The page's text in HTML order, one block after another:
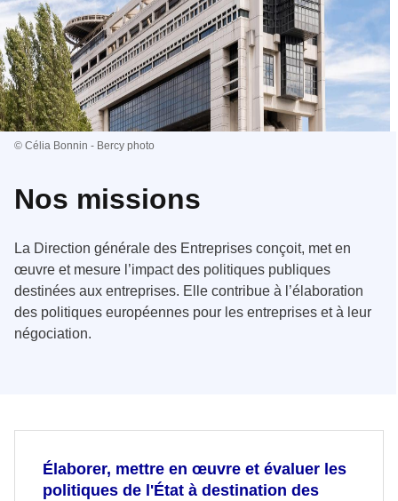
© Célia Bonnin - Bercy photo
Nos missions
La Direction générale des Entreprises conçoit, met en
œuvre et mesure l’impact des politiques publiques
destinées aux entreprises. Elle contribue à l’élaboration
des politiques européennes pour les entreprises et à leur
négociation.
Élaborer, mettre en œuvre et évaluer les
politiques de l'État à destination des